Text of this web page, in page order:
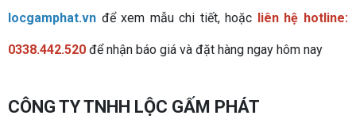
locgamphat.vn để xem mẫu chi tiết, hoặc liên hệ hotline:
0338.442.520 để nhận báo giá và đặt hàng ngay hôm nay
CÔNG TY TNHH LỘC GẤM PHÁT